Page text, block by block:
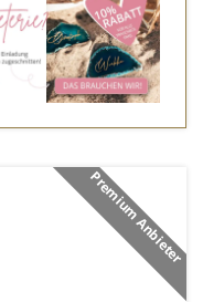
Premium Anbieter